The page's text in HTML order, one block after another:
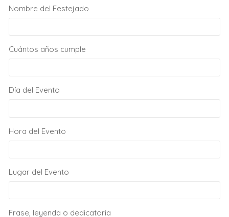
Nombre del Festejado
Cuántos años cumple
Día del Evento
Hora del Evento
Lugar del Evento
Frase, leyenda o dedicatoria